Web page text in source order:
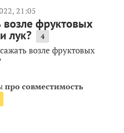
21:05
фруктовых
лук? 4
возле фруктовых
про совместимость